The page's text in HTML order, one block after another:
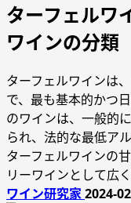
ターフェルワ
ワインの分類
ターフェルワインは
で、最も基本的かつ
のワインは、一般的
られ、法的な最低ア
ターフェルワインの
リーワインとして広
ワイン研究家2024-